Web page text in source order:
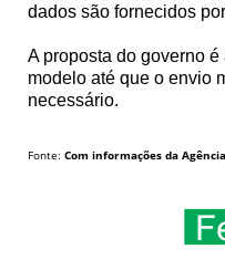
dados são fornecidos
A proposta do governo
modelo até que o envio
necessário.
Fonte: Com informações da